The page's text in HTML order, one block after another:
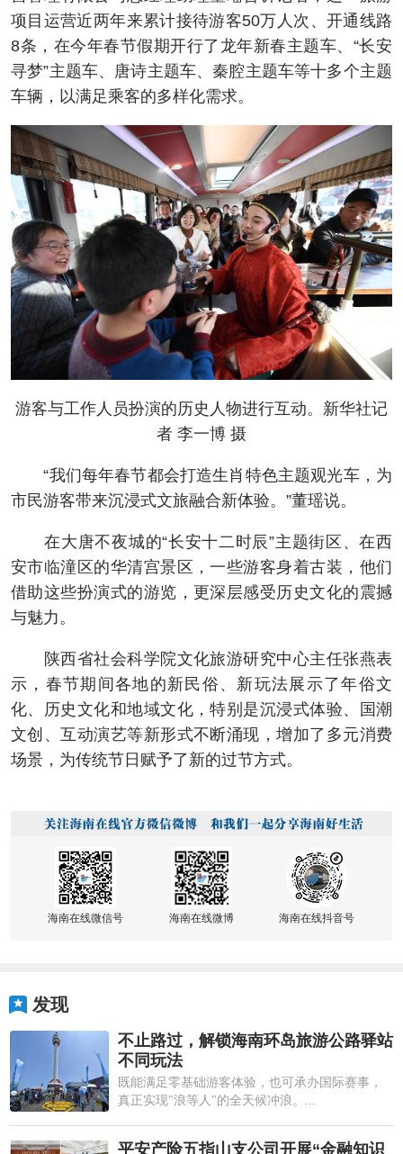
项目运营近两年来累计接待游客50万人次、开通线路
8条，在今年春节假期开行了龙年新春主题车、“长安
寻梦”主题车、唐诗主题车、秦腔主题车等十多个主题
车辆，以满足乘客的多样化需求。
游客与工作人员扮演的历史人物进行互动。新华社记
者 李一博 摄
“我们每年春节都会打造生肖特色主题观光车，为
市民游客带来沉浸式文旅融合新体验。”董瑶说。
在大唐不夜城的“长安十二时辰”主题街区、在西
安市临潼区的华清宫景区，一些游客身着古装，他们
借助这些扮演式的游览，更深层感受历史文化的震撼
与魅力。
陕西省社会科学院文化旅游研究中心主任张燕表
示，春节期间各地的新民俗、新玩法展示了年俗文
化、历史文化和地域文化，特别是沉浸式体验、国潮
文创、互动演艺等新形式不断涌现，增加了多元消费
场景，为传统节日赋予了新的过节方式。
海南在线微信号 海南在线微博 海南在线抖音号
发现
不止路过，解锁海南环岛旅游公路驿站
不同玩法
既能满足零基础游客体验，也可承办国际赛事，
真正实现"浪等人"的全天候冲浪。...
平安产险五指山支公司开展“金融知识